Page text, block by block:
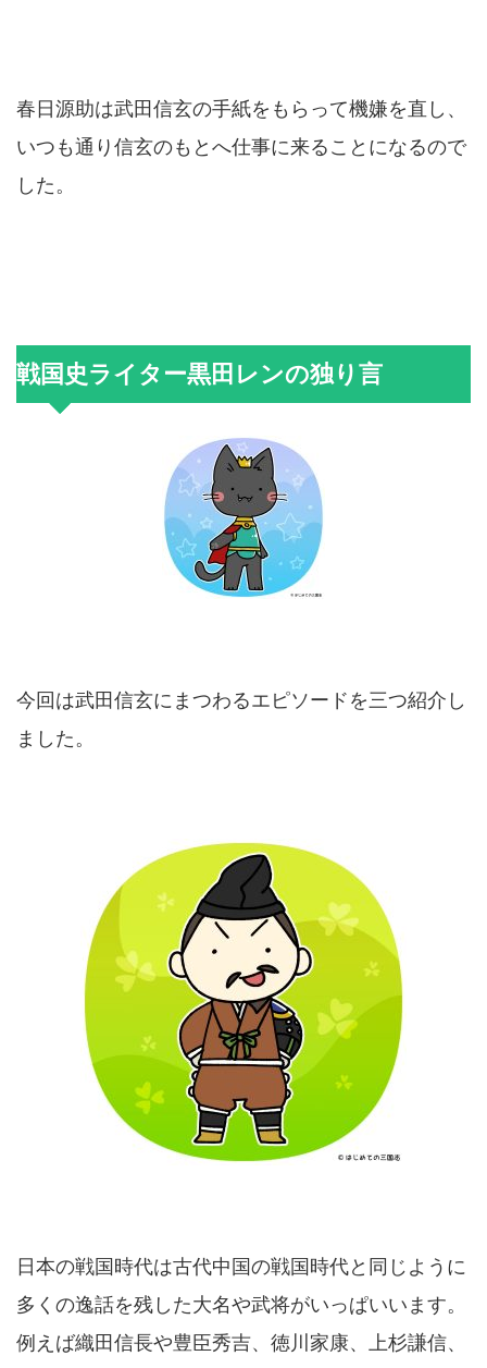
春日源助は武田信玄の手紙をもらって機嫌を直し、
いつも通り信玄のもとへ仕事に来ることになるので
した。
戦国史ライター黒田レンの独り言
今回は武田信玄にまつわるエピソードを三つ紹介し
ました。
日本の戦国時代は古代中国の戦国時代と同じように
多くの逸話を残した大名や武将がいっぱいいます。
例えば織田信長や豊臣秀吉、徳川家康、上杉謙信、